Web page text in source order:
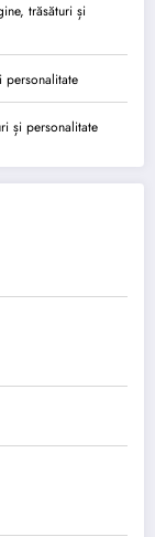
trăsături și
personalitate
și personalitate